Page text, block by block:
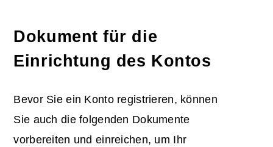
Dokument für die
Einrichtung des Kontos
Bevor Sie ein Konto registrieren, können
Sie auch die folgenden Dokumente
vorbereiten und einreichen, um Ihr